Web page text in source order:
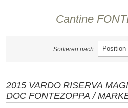
Cantine
Sortieren nach
2015 VARDO RISERVA MAGNUM
DOC FONTEZOPPA /